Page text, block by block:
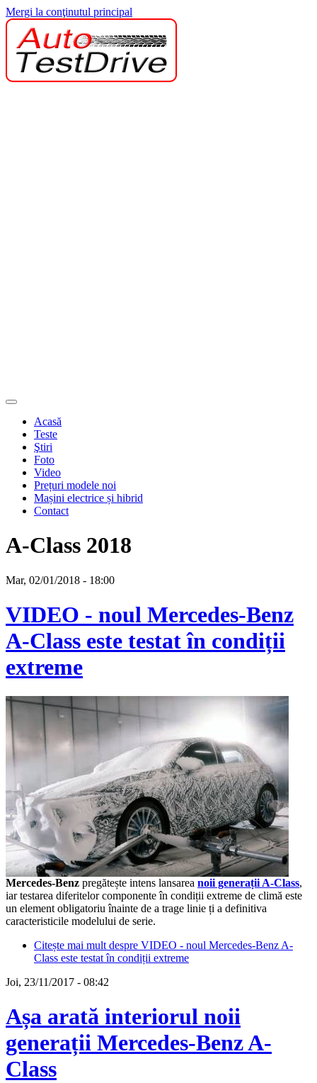
Mergi la conţinutul principal
Acasă
Teste
Ştiri
Foto
Video
Prețuri modele noi
Mașini electrice și hibrid
Contact
A-Class 2018
Mar, 02/01/2018 - 18:00
VIDEO - noul Mercedes-Benz
A-Class este testat în condiții
extreme
Mercedes-Benz pregătește intens lansarea noii generații A-Class,
iar testarea diferitelor componente în condiții extreme de climă este
un element obligatoriu înainte de a trage linie ți a definitiva
caracteristicile modelului de serie.
Citește mai mult despre VIDEO - noul Mercedes-Benz A-
Class este testat în condiții extreme
Joi, 23/11/2017 - 08:42
Așa arată interiorul noii
generații Mercedes-Benz A-
Class